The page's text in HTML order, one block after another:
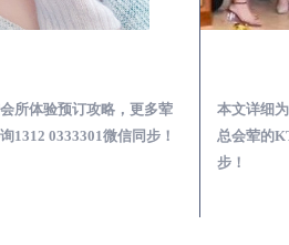
所体验预订攻略，更多荤
1312 0333301微信同步！
本文详细
总会荤的
步！